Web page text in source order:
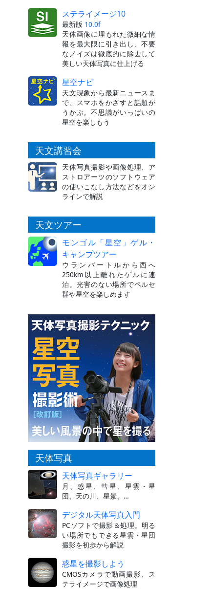
ステライメージ10
最新版 10.0f
天体画像に埋もれた微細な情
報を最大限に引き出し、不要
なノイズは徹底的に除去して
美しい天体写真に仕上げる
星空ナビ
天文現象から最新ニュースま
で、スマホをかざすと話題が
うかぶ。不思議がいっぱいの
星空を楽しもう
天文講習会
天体写真撮影や画像処理、ア
ストロアーツのソフトウェア
の使いこなし方法などをオン
ラインで解説
天文ツアー
モンゴル「星空」ゲル・
キャンプツアー
ウランバートルから西へ
250km以上離れたゲルに連
泊。光害のない場所でペルセ
群や星空を楽しめます
天体写真
天体写真ギャラリー
月、惑星、彗星、星雲・星
団、天の川、星景、…
デジタル天体写真入門
PCソフトで撮影＆処理。明る
い場所でもできる星雲・星団
撮影を初歩から解説
惑星を撮影しよう
CMOSカメラで動画撮影、ス
テライメージで画像処理